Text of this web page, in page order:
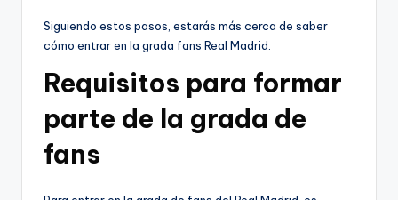
Siguiendo estos pasos, estarás más cerca de saber
cómo entrar en la grada fans Real Madrid.
Requisitos para formar
parte de la grada de
fans